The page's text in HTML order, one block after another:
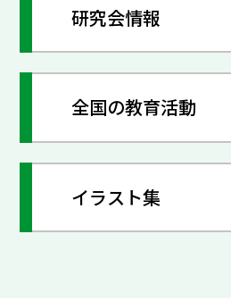
研究会情報
全国の教育活動
イラスト集